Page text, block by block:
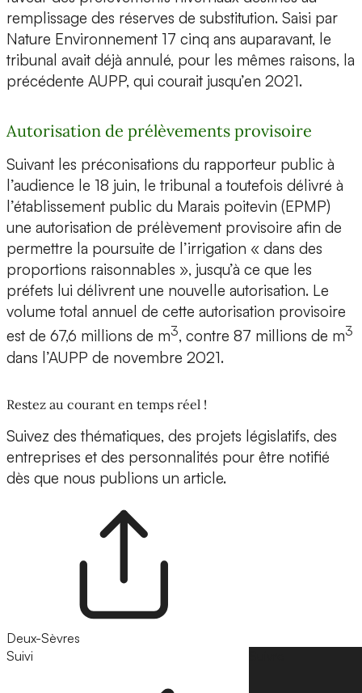
remplissage des réserves de substitution. Saisi par
Nature Environnement 17 cinq ans auparavant, le
tribunal avait déjà annulé, pour les mêmes raisons, la
précédente AUPP, qui courait jusqu’en 2021.
Autorisation de prélèvements provisoire
Suivant les préconisations du rapporteur public à
l’audience le 18 juin, le tribunal a toutefois délivré à
l’établissement public du Marais poitevin (EPMP)
une autorisation de prélèvement provisoire afin de
permettre la poursuite de l’irrigation « dans des
proportions raisonnables », jusqu’à ce que les
préfets lui délivrent une nouvelle autorisation. Le
volume total annuel de cette autorisation provisoire
est de 67,6 millions de m3, contre 87 millions de m3
dans l’AUPP de novembre 2021.
Restez au courant en temps réel !
Suivez des thématiques, des projets législatifs, des
entreprises et des personnalités pour être notifié
dès que nous publions un article.
Deux-Sèvres
Suivi